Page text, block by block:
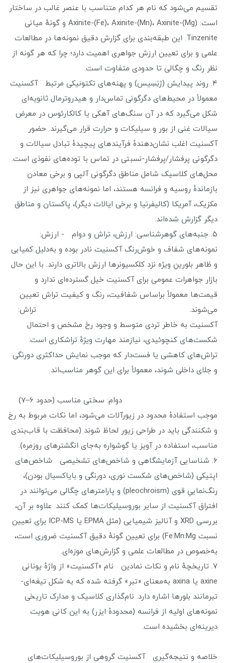
تقسیم می‌شود که نام هر کدام متناسب با عنصر غالب در ساختار
است: Axinite-(Fe)، Axinite-(Mn)، Axinite-(Mg) و گونهٔ میانی
Tinzenite. این طبقه‌بندی برای گزارش دقیق نمونه‌ها در مطالعات
علمی و برای تعیین ارزش جواهری اهمیت دارد؛ چرا که هر گونه از
نظر رنگ و چگالی تا حدودی متفاوت است.
۴. روند پیدایش (ژنِسِیس) و پهنه‌های تکتونیکی مرتبط آکسنیت
معمولاً در محیط‌های دگرگونی تماس‌دار و هیدروترمال ثانویه‌ای
شکل می‌گیرد که در آن سنگ‌های آهکی یا کالکارئوس در معرض
سیالات غنی از بور و سیلیکات و حرارت قرار می‌گیرند. حضور
آکسنیت اغلب نشان‌دهندهٔ فرآیندهای پیچیدهٔ تبادل سیالات و
دگرگونی پرفشار/پرفشار-نسبتی در تماس با توده‌های نفوذی است.
محل‌های کلاسیک شامل مناطق دگرگونی آلپی و برخی معادن
بازماندهٔ روسیه و فرانسه هستند، اما نمونه‌های جواهری نیز از
مکزیک، آمریکا (کالیفرنیا و برخی ایالات دیگر)، پاکستان و مناطق
دیگر گزارش شده‌اند.
۵. جنبه‌های گوهرشناسی: ارزش، تراش و دوام - ارزش:
نمونه‌های شفاف و خوش‌رنگ آکسنیت نادر بوده و به‌دلیل کمیابی
و ظاهر بلورینِ ویژه نزد کلکسیونرها ارزش بالاتری دارند. با این حال
بازار جواهرات عمومی برای آکسنیت خیل گسترده‌ای ندارد و
قیمت‌ها معمولاً براساس شفافیت، رنگ و کیفیت تراش تعیین
می‌شوند. تراش:
آکسنیت به خاطر تردی متوسط و وجود رخ مشخص و احتمال
شکست‌های کنچوئیدی، نیازمند مهارت ویژهٔ تراشکاری است.
تراش‌های کاهشی یا فست‌دار که موجب نمایش حداکثری دورنگی
و جلای داخلی شوند، معمولاً برای این گوهر مناسب‌اند.
دوام: سختی مناسب (حدود 6–7)
موجب استفادهٔ محدود در زیورآلات می‌شود، اما نکات مربوط به رخ
و شکنندگی باید در طراحی زیور لحاظ شوند (محافظت با قاب‌بندی
مناسب، استفاده در آویز یا گوشواره به‌جای انگشترهای روزمره).
۶. شناسایی آزمایشگاهی و شاخص‌های تشخیصی شاخص‌های
اپتیکی (شاخص‌های شکست نوری، دورنگی و بایاکسیال بودن)،
رنگ‌نماییِ قوی (pleochroism) و پارامترهای چگالی می‌توانند در
افتراق آکسنیت از سایر بوروسیلیکات‌ها کمک کنند. علاوه بر آن،
بررسی XRD و آنالیز شیمیایی (مثل EPMA یا ICP-MS برای تعیین
نسبت Fe:Mn:Mg) برای تعیین گونهٔ دقیق آکسنیت ضروری است،
به‌خصوص در مطالعات علمی و گزارش‌های موزه‌ای.
۷. تاریخچهٔ نام و نکات نمادین نام «آکسنیت» از واژهٔ یونانی
axine یا axina به‌معنای «تبر» گرفته شده که به شکل تیغه‌ای-
تبرمانند بلورها اشاره دارد. نام‌گذاری کلاسیک و مدارک تاریخی
نمونه‌های اولیه از فرانسه (محدودهٔ ایزر) به این کانی هویت
دیرینه‌ای بخشیده است.
خلاصه و نتیجه‌گیری آکسنیت گروهی از بوروسیلیکات‌های